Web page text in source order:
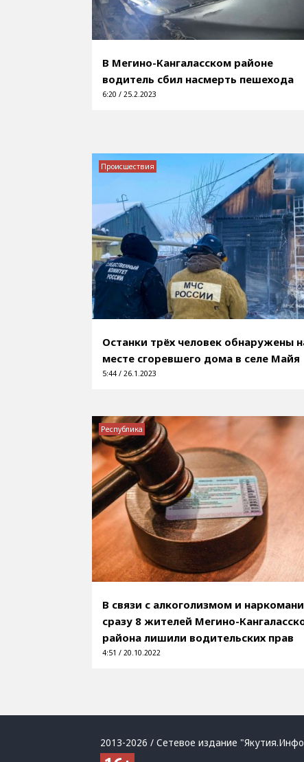
В Мегино-Кангаласском районе
водитель сбил насмерть пешехода
6:20 / 25.2.2023
Останки трёх человек обнаружены
месте сгоревшего дома в селе Майя
5:44 / 26.1.2023
Происшествия
В связи с алкоголизмом и
сразу 8 жителей Мегино-
района лишили водительских прав
4:51 / 20.10.2022
Республика
2013-2026 / Сетевое издание